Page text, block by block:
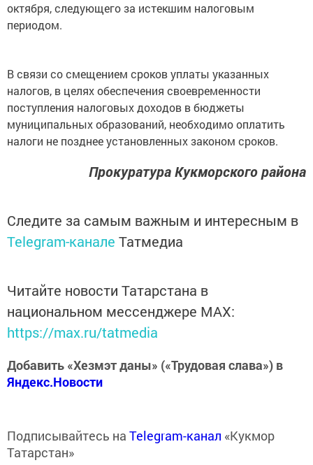
октября, следующего за истекшим налоговым
периодом.
В связи со смещением сроков уплаты указанных
налогов, в целях обеспечения своевременности
поступления налоговых доходов в бюджеты
муниципальных образований, необходимо оплатить
налоги не позднее установленных законом сроков.
Прокуратура Кукморского района
Следите за самым важным и интересным в
Telegram-канале Татмедиа
Читайте новости Татарстана в
национальном мессенджере MАХ:
https://max.ru/tatmedia
Добавить «Хезмэт даны» («Трудовая слава») в
Яндекс.Новости
Подписывайтесь на Telegram-канал «Кукмор
Татарстан»